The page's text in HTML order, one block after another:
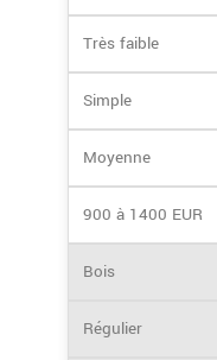
Très faible
Simple
Moyenne
900 à 1400 EUR
Bois
Régulier